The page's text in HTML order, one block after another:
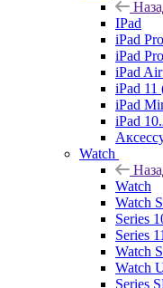
IPad
iPad
iPad
iPad
iPad 11
iPad
iPad
Watch
Watch
Watch
Series
Series
Watch
Watch
Series